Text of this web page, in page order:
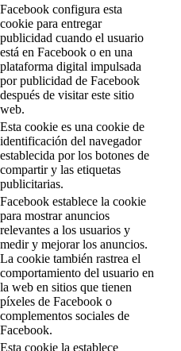
Facebook configura esta
cookie para entregar
publicidad cuando el usuario
está en Facebook o en una
plataforma digital impulsada
por publicidad de Facebook
después de visitar este sitio
web.
Esta cookie es una cookie de
identificación del navegador
establecida por los botones de
compartir y las etiquetas
publicitarias.
Facebook establece la cookie
para mostrar anuncios
relevantes a los usuarios y
medir y mejorar los anuncios.
La cookie también rastrea el
comportamiento del usuario en
la web en sitios que tienen
píxeles de Facebook o
complementos sociales de
Facebook.
Esta cookie la establece